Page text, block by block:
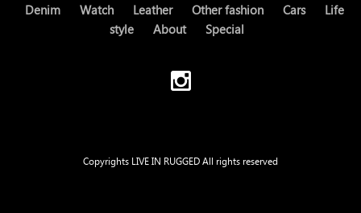
Denim Watch Leather Other fashion Cars
Life
style
About Special
Copyrights LIVE IN RUGGED All rights reserved